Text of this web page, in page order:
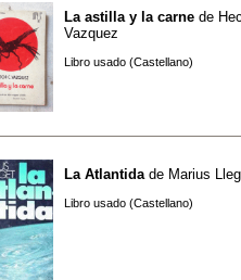
La astilla y la carne de
Vazquez
Libro usado (Castellano)
La Atlantida de Marius
Libro usado (Castellano)